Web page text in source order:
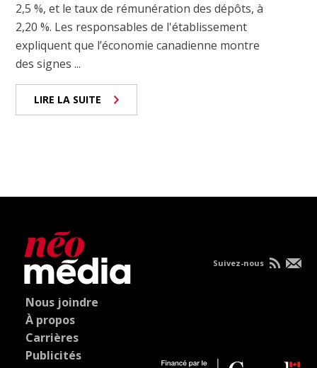
2,5 %, et le taux de rémunération des dépôts, à
2,20 %. Les responsables de l'établissement
expliquent que l’économie canadienne montre
des signes ...
LIRE LA SUITE
Nous joindre
À propos
Carrières
Publicités
Suivez-nous